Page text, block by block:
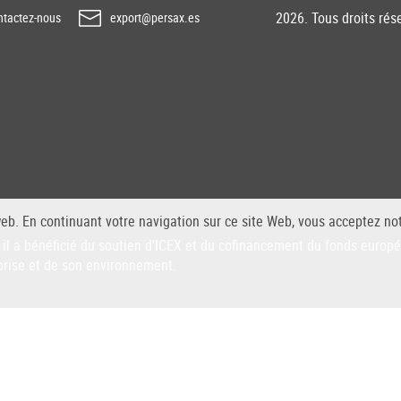
nous export@persax.es 2026. Tous droits
a bénéficié du soutien d'ICEX et du cofinancement du fonds
et de son environnement.
En continuant votre navigation sur ce site Web, vous acceptez